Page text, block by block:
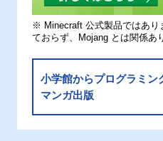
※ Minecraft 公式製品ではあり
ておらず、Mojang とは関係あ
小学館からプログラミン
マンガ出版